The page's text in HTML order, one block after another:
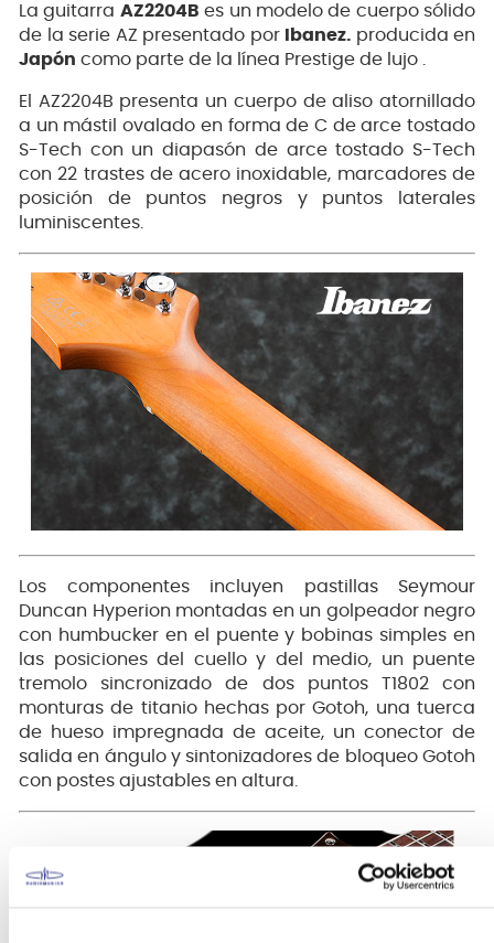
La guitarra AZ2204B es un modelo de cuerpo sólido
de la serie AZ presentado por
Ibanez. producida en
Japón como parte de la línea Prestige de lujo .
El AZ2204B presenta un cuerpo de aliso atornillado
a un mástil ovalado en forma de C de arce tostado
S-Tech con un diapasón de arce tostado S-Tech
con 22 trastes de acero inoxidable, marcadores de
posición de puntos negros y puntos laterales
luminiscentes.
Los componentes incluyen pastillas Seymour
Duncan Hyperion montadas en un golpeador negro
con humbucker en el puente y bobinas simples en
las posiciones del cuello y del medio, un puente
tremolo sincronizado de dos puntos T1802 con
monturas de titanio hechas por Gotoh, una tuerca
de hueso impregnada de aceite, un conector de
salida en ángulo y sintonizadores de bloqueo Gotoh
con postes ajustables en altura.